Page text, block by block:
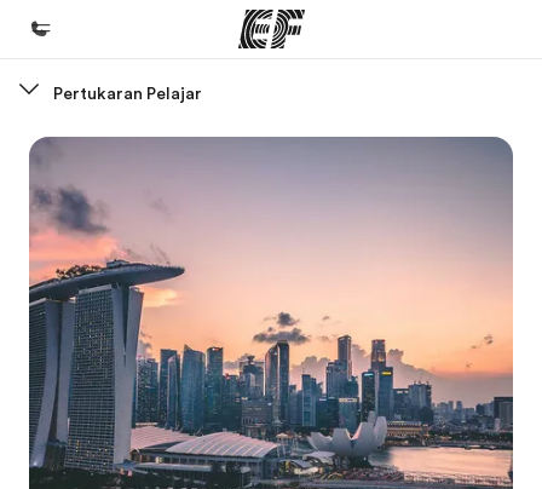
Selamat datang di EF
Daftar program
Lihat semua program
Kantor dan sekolah
Kantor terdekat
Tentang kami
Cerita kami
Karir
Pertukaran Pelajar